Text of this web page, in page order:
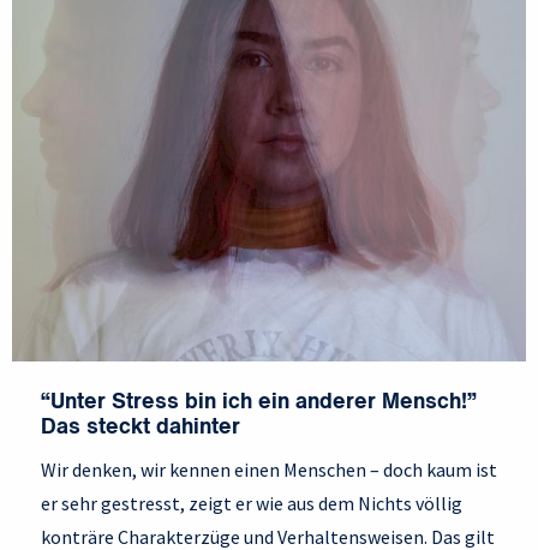
“Unter Stress bin ich ein anderer Mensch!”
Das steckt dahinter
Wir denken, wir kennen einen Menschen – doch kaum ist
er sehr gestresst, zeigt er wie aus dem Nichts völlig
konträre Charakterzüge und Verhaltensweisen. Das gilt